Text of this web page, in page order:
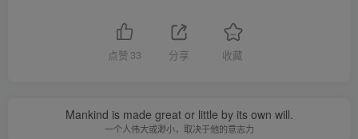
点赞 33 分享 收藏
Mankind is made great or little by its own will.
一个人伟大或渺小，取决于他的意志力